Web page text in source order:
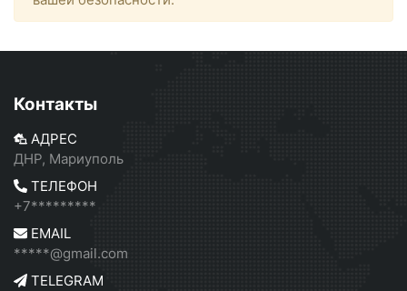
Контакты
АДРЕС
ДНР, Мариуполь
ТЕЛЕФОН
+7*********
EMAIL
*****@gmail.com
TELEGRAM